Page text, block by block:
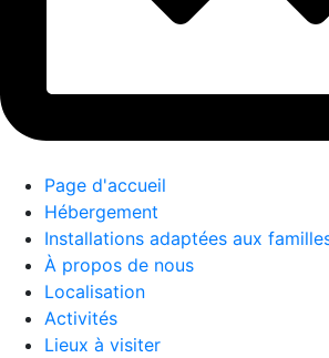
Page d'accueil
Hébergement
Installations adaptées aux
À propos de nous
Localisation
Activités
Lieux à visiter